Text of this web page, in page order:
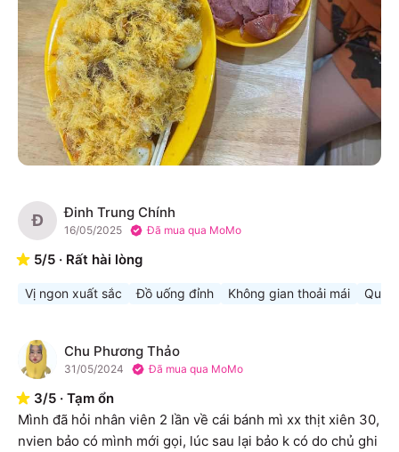
Đ Đinh Trung Chính
16/05/2025 Đã mua qua MoMo
5/5 · Rất hài lòng
Vị ngon xuất sắc Đồ uống đỉnh Không gian thoải mái
C Chu Phương Thảo
31/05/2024 Đã mua qua MoMo
3/5 · Tạm ổn
Mình đã hỏi nhân viên 2 lần về cái bánh mì xx thịt xiên 30,
nvien bảo có mình mới gọi, lúc sau lại bảo k có do chủ ghi